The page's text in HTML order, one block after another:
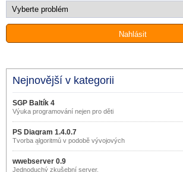
Nejnovější v kategorii
SGP Baltík 4
Výuka programování nejen pro děti
PS Diagram 1.4.0.7
Tvorba algoritmů v podobě vývojových
diagramů.
wwebserver 0.9
Jednoduchý zkušební server.